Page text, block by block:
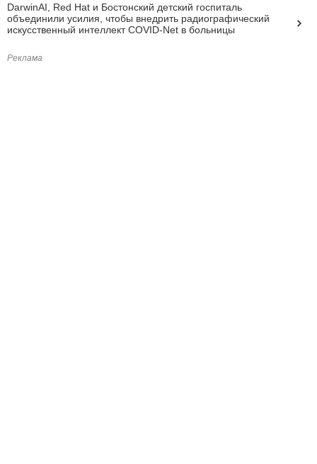
DarwinAI, Red Hat и Бостонский детский госпиталь
объединили усилия, чтобы внедрить радиографический
искусственный интеллект COVID-Net в больницы
Реклама